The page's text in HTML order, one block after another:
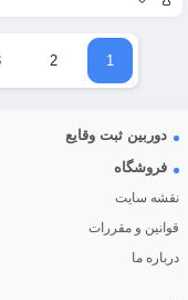
1
2
دوربین ثبت وقایع
فروشگاه
نقشه سایت
قوانین و مقررات
درباره ما